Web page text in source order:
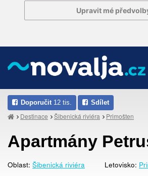
Upravit mé
Doporučit 12 tis. Sdílet
Destinace Šibenická riviéra Primošten
Apartmány
Oblast: Šibenická riviéra Letovisko: